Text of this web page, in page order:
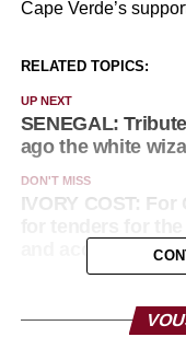
Cape Verde’s
RELATED TOPICS:
UP NEXT
SENEGAL:
ago the white
DON'T MISS
IVORY COST:
and